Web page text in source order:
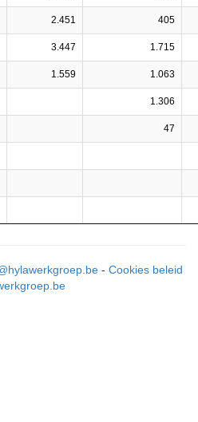
2.451 405
3.447 1.715
1.559 1.063
1.306
47
- Cookies beleid